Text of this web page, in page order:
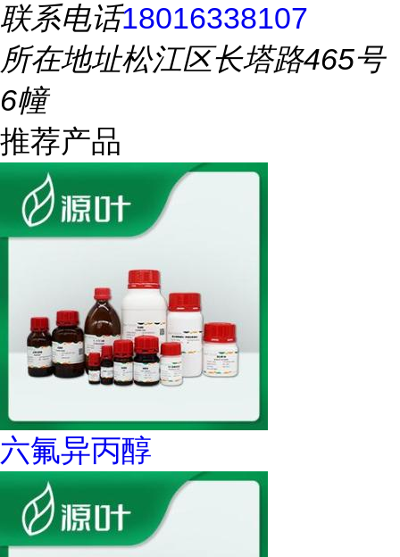
联系电话18016338107
所在地址松江区长塔路465号
6幢
推荐产品
六氟异丙醇